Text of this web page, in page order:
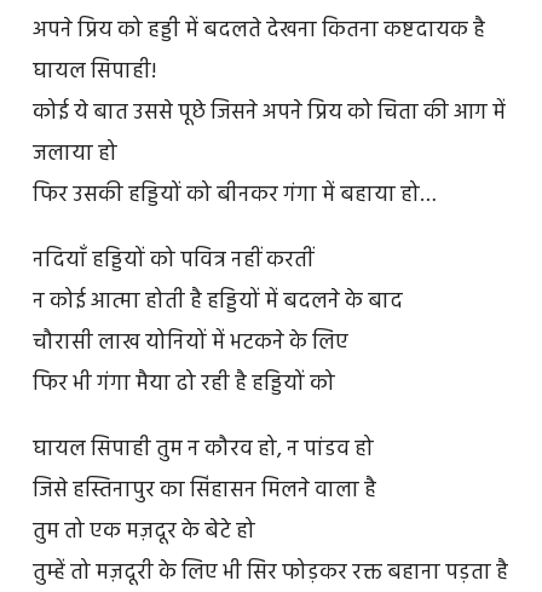
अपने प्रिय को हड्डी में बदलते देखना कितना कष्टदायक है
घायल सिपाही!
कोई ये बात उससे पूछे जिसने अपने प्रिय को चिता की आग में
जलाया हो
फिर उसकी हड्डियों को बीनकर गंगा में बहाया हो…
नदियाँ हड्डियों को पवित्र नहीं करतीं
न कोई आत्मा होती है हड्डियों में बदलने के बाद
चौरासी लाख योनियों में भटकने के लिए
फिर भी गंगा मैया ढो रही है हड्डियों को
घायल सिपाही तुम न कौरव हो, न पांडव हो
जिसे हस्तिनापुर का सिंहासन मिलने वाला है
तुम तो एक मज़दूर के बेटे हो
तुम्हें तो मज़दूरी के लिए भी सिर फोड़कर रक्त बहाना पड़ता है